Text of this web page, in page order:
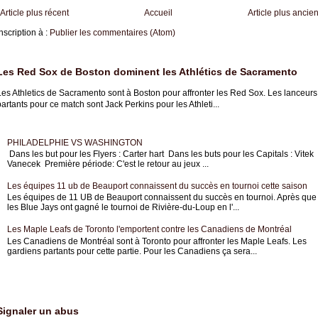
Article plus récent Article plus ancien
Accueil
à : Publier les commentaires (Atom)
Red Sox de Boston dominent les Athlétics de Sacramento
Athletics de Sacramento sont à Boston pour affronter les Red Sox. Les lanceurs
pour ce match sont Jack Perkins pour les Athleti...
PHILADELPHIE VS WASHINGTON
Dans les but pour les Flyers : Carter hart Dans les buts pour les Capitals : Vitek
Vanecek Première période: C'est le retour au jeux ...
Les équipes 11 ub de Beauport connaissent du succès en tournoi cette saison
Les équipes de 11 UB de Beauport connaissent du succès en tournoi. Après que
les Blue Jays ont gagné le tournoi de Rivière-du-Loup en l'...
Les Maple Leafs de Toronto l'emportent contre les Canadiens de Montréal
Les Canadiens de Montréal sont à Toronto pour affronter les Maple Leafs. Les
gardiens partants pour cette partie. Pour les Canadiens ça sera...
un abus